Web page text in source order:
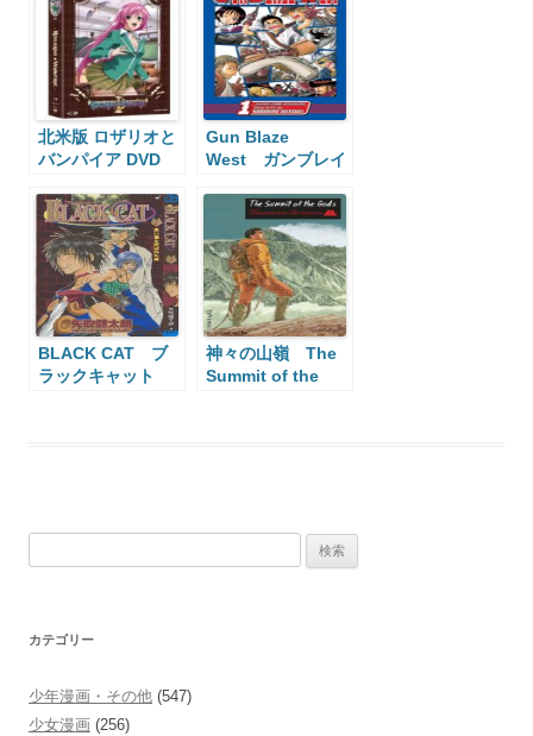
北米版 ロザリオと
バンパイア DVD
Gun Blaze
West ガンブレイ
BLACK CAT ブ
ラックキャット
神々の山嶺 The
Summit of the
カテゴリー
少年漫画・その他 (547)
少女漫画 (256)